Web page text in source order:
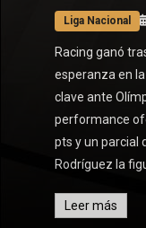
Liga Nacional
Racing ganó
esperanza en
clave ante
performance
pts y un parcial
Rodríguez la
Leer más